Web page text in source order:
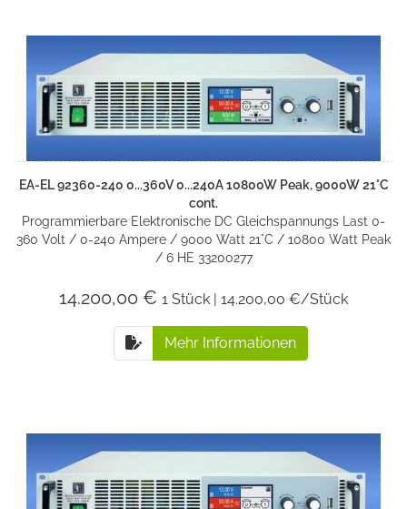
EA-EL 92360-240 0...360V 0...240A 10800W Peak, 9000W 21°C
cont.
Programmierbare Elektronische DC Gleichspannungs Last 0-
360 Volt / 0-240 Ampere / 9000 Watt 21°C / 10800 Watt Peak
/ 6 HE 33200277
14.200,00 € 1 Stück | 14.200,00 €/Stück
Mehr Informationen